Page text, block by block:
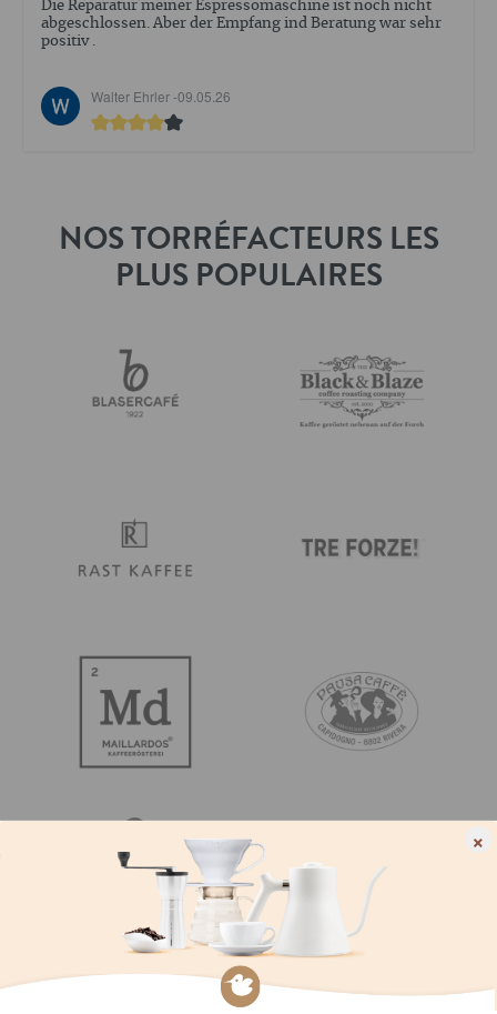
×
Die Reparatur meiner Espressomaschine ist noch nicht
abgeschlossen. Aber der Empfang ind Beratung war sehr
positiv .
Walter Ehrler -09.05.26
NOS TORRÉFACTEURS LES
PLUS POPULAIRES